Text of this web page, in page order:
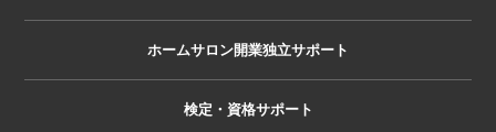
ホームサロン開業独立サポート
検定・資格サポート